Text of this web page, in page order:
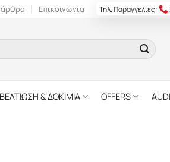
άρθρα Επικοινωνία Τηλ. Παραγγελίες:
& ΔΟΚΙΜΙΑ OFFERS